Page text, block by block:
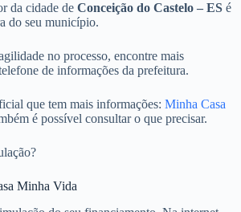
da cidade de Conceição do Castelo – ES é
do seu município.
no processo, encontre mais
de informações da prefeitura.
que tem mais informações: Minha Casa
é possível consultar o que precisar.
Minha Vida